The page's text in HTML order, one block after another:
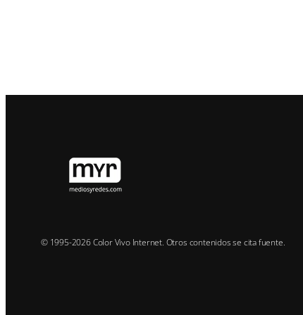
© 1995-2026 Color Vivo Internet. Otros contenidos se cita fuente.